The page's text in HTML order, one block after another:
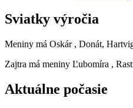
Sviatky výročia
Meniny má Oskár , Donát,
Zajtra má meniny Ľubomíra ,
Aktuálne počasie